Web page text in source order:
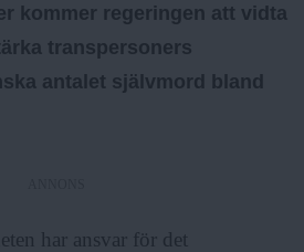
kommer regeringen att vidta
transpersoners
antalet självmord bland
har ansvar för det